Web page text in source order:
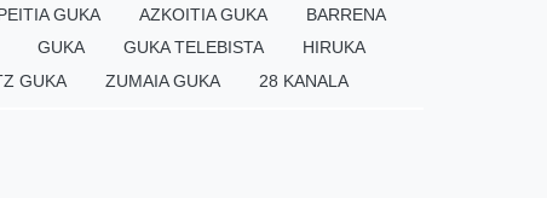
GUKA AZKOITIA GUKA
BARRENA
GUKA GUKA TELEBISTA
HIRUKA
GUKA ZUMAIA GUKA 28 KANALA